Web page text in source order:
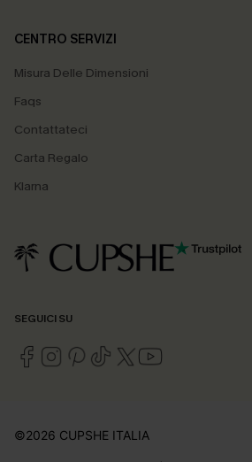
CENTRO SERVIZI
Misura Delle Dimensioni
Faqs
Contattateci
Carta Regalo
Klarna
SEGUICI SU
©2026 CUPSHE ITALIA